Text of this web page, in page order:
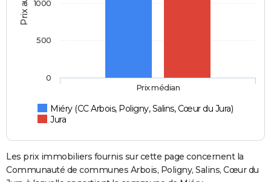
Miéry (CC Arbois, Poligny, Salins, Cœur du Jura)
Jura
Prix médian
0
500
1000
Les prix immobiliers fournis sur cette page concernent la
Communauté de communes Arbois, Poligny, Salins, Cœur du